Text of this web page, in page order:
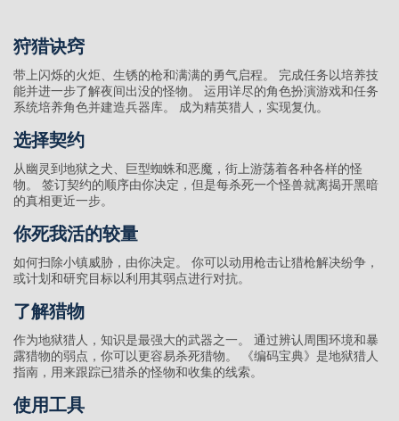
狩猎诀窍
带上闪烁的火炬、生锈的枪和满满的勇气启程。 完成任务以培养技
能并进一步了解夜间出没的怪物。 运用详尽的角色扮演游戏和任务
系统培养角色并建造兵器库。 成为精英猎人，实现复仇。
选择契约
从幽灵到地狱之犬、巨型蜘蛛和恶魔，街上游荡着各种各样的怪
物。 签订契约的顺序由你决定，但是每杀死一个怪兽就离揭开黑暗
的真相更近一步。
你死我活的较量
如何扫除小镇威胁，由你决定。 你可以动用枪击让猎枪解决纷争，
或计划和研究目标以利用其弱点进行对抗。
了解猎物
作为地狱猎人，知识是最强大的武器之一。 通过辨认周围环境和暴
露猎物的弱点，你可以更容易杀死猎物。 《编码宝典》是地狱猎人
指南，用来跟踪已猎杀的怪物和收集的线索。
使用工具